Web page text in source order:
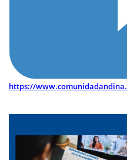
https://